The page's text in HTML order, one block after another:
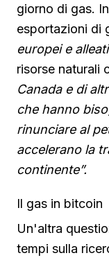
giorno di gas.
esportazioni di
europei e alleati
risorse naturali
Canada e di
che hanno
rinunciare al
accelerano la
continente”.
Il gas in bitcoin
Un'altra
tempi sulla